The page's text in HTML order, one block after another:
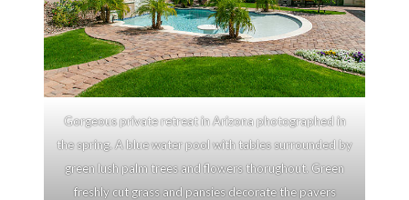
Gorgeous private retreat in Arizona photographed in
the spring. A blue water pool with tables surrounded by
green lush palm trees and flowers thorughout. Green
freshly cut grass and pansies decorate the pavers